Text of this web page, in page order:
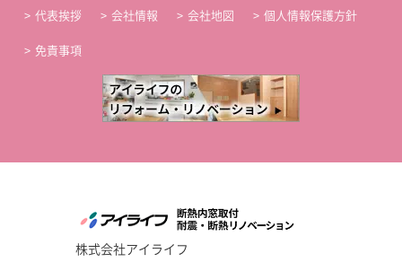
代表挨拶 会社情報 会社地図 個人情報保護方針
免責事項
株式会社アイライフ